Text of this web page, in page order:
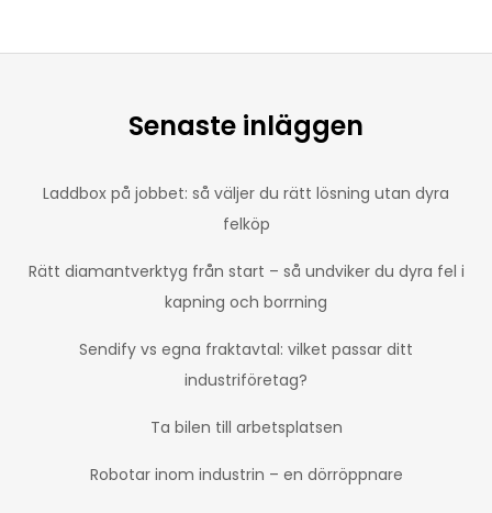
Senaste inläggen
Laddbox på jobbet: så väljer du rätt lösning utan dyra
felköp
Rätt diamantverktyg från start – så undviker du dyra fel i
kapning och borrning
Sendify vs egna fraktavtal: vilket passar ditt
industriföretag?
Ta bilen till arbetsplatsen
Robotar inom industrin – en dörröppnare